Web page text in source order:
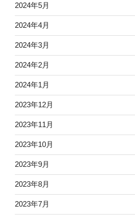
2024年5月
2024年4月
2024年3月
2024年2月
2024年1月
2023年12月
2023年11月
2023年10月
2023年9月
2023年8月
2023年7月